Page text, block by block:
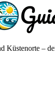
Küstenorte –